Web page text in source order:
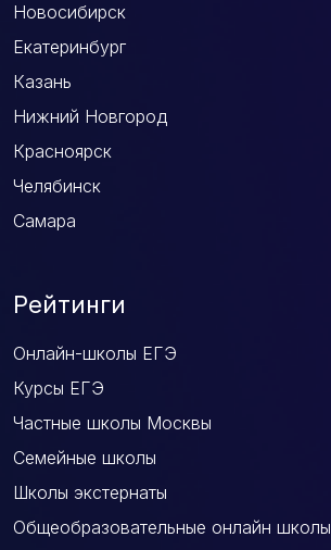
Новосибирск
Екатеринбург
Казань
Нижний Новгород
Красноярск
Челябинск
Самара
Рейтинги
Онлайн-школы ЕГЭ
Курсы ЕГЭ
Частные школы Москвы
Семейные школы
Школы экстернаты
Общеобразовательные онлайн школы